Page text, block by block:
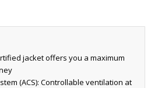
jacket offers you a maximum
(ACS): Controllable ventilation at